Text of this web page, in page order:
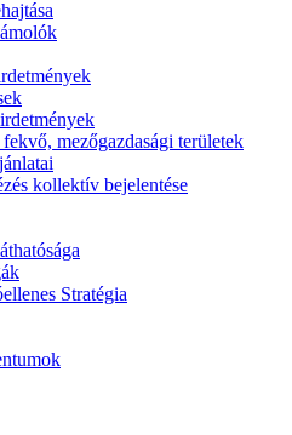
mezőgazdasági területek
kollektív bejelentése
Stratégia